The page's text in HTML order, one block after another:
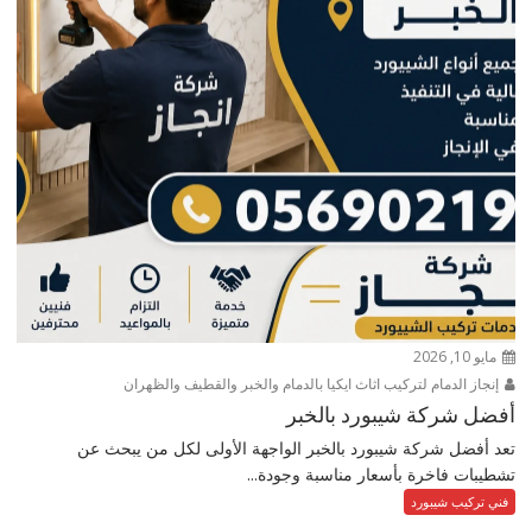
مايو 10, 2026
إنجاز الدمام لتركيب اثاث ايكيا بالدمام والخبر والقطيف والظهران
أفضل شركة شيبورد بالخبر
تعد أفضل شركة شيبورد بالخبر الواجهة الأولى لكل من يبحث عن
تشطيبات فاخرة بأسعار مناسبة وجودة...
فني تركيب شيبورد